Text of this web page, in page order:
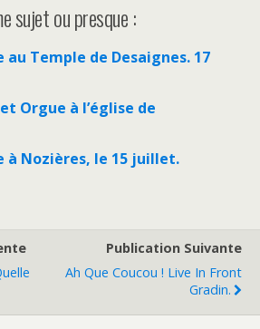
sujet ou presque :
Temple de Desaignes. 17
Orgue à l’église de
à Nozières, le 15 juillet.
Publication Suivante
Ah Que Coucou ! Live In Front
Gradin.